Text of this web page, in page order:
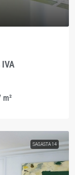
IVA
m²
SAGASTA 14